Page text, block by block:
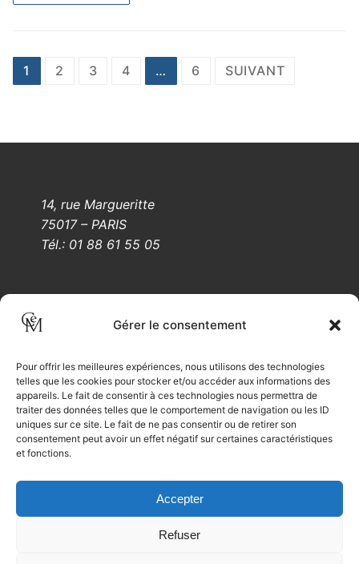
Gérer le consentement
Pour offrir les meilleures expériences, nous utilisons des technologies
telles que les cookies pour stocker et/ou accéder aux informations des
appareils. Le fait de consentir à ces technologies nous permettra de
traiter des données telles que le comportement de navigation ou les ID
uniques sur ce site. Le fait de ne pas consentir ou de retirer son
consentement peut avoir un effet négatif sur certaines caractéristiques
et fonctions.
Accepter
Refuser
1 2 3 4 … 6 SUIVANT
14, rue Margueritte
75017 – PARIS
Tél.: 01 88 61 55 05
Il capo constructor – Crédit 2022